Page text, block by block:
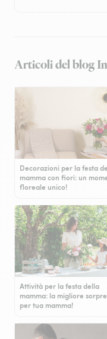
Articoli del blog
Decorazioni per la festa
mamma con fiori: un
floreale unico!
Attività per la festa della
mamma: la migliore
per tua mamma!